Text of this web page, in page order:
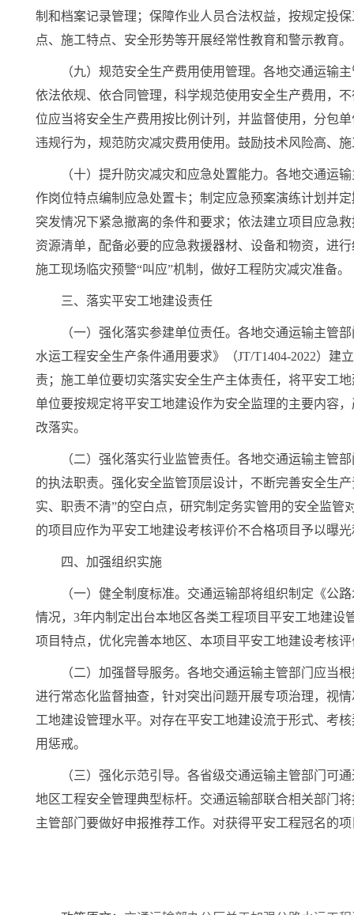
制和档案记录管理；保障作业人员合法权益，按规定投
点、施工特点、安全形势等开展经常性教育和警示教育。
（九）规范安全生产费用使用管理。各地交通运输
依法依规、依合同管理，科学规范使用安全生产费用，
位应当将安全生产费用按比例计列，并监督使用，分包
违规行为，规范防灾减灾费用使用。鼓励技术风险高、
（十）提升防灾减灾和应急处置能力。各地交通运
作岗位特点编制应急处置卡；制定应急预案演练计划并
突发情况下紧急撤离的条件和要求；依法建立项目应急
资源清单，配备必要的应急救援器材、设备和物资，进
施工现场临灾预警“叫应”机制，做好工程防灾减灾准备。
三、落实平安工地建设责任
（一）强化落实参建单位责任。各地交通运输主管
水运工程安全生产条件通用要求》（JT/T1404-2022）
责；施工单位要切实落实安全生产主体责任，将平安工
单位要按规定将平安工地建设作为安全监理的主要内容
改落实。
（二）强化落实行业监管责任。各地交通运输主管
的执法职责。强化安全监管顶层设计，不断完善安全生
实、职责不清”的空白点，研究制定务实管用的安全监
的项目应作为平安工地建设考核评价不合格项目予以曝
四、加强组织实施
（一）健全制度标准。交通运输部将组织制定《公
情况，3年内制定出台本地区各类工程项目平安工地建
项目特点，优化完善本地区、本项目平安工地建设考核
（二）加强督导服务。各地交通运输主管部门应当
进行常态化监督抽查，针对突出问题开展专项治理，视
工地建设管理水平。对存在平安工地建设流于形式、考
用惩戒。
（三）强化示范引导。各省级交通运输主管部门可
地区工程安全管理典型标杆。交通运输部联合相关部门
主管部门要做好申报推荐工作。对获得平安工程冠名的